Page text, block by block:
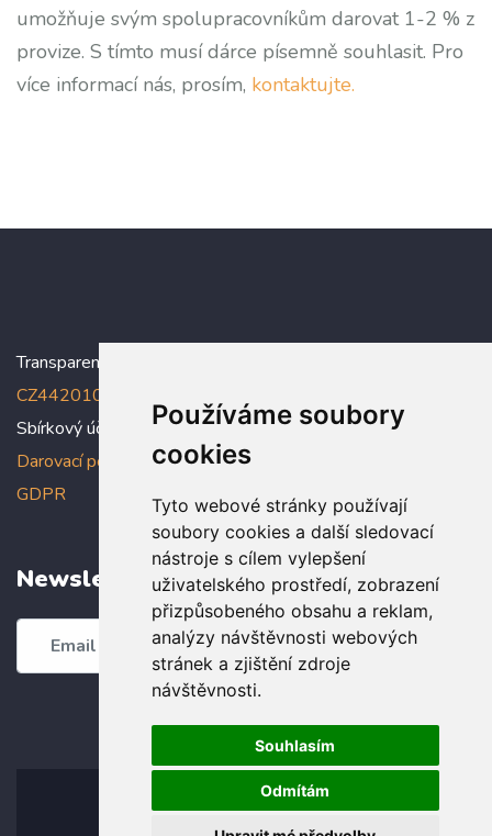
Používáme soubory
cookies
Tyto webové stránky používají
soubory cookies a další sledovací
nástroje s cílem vylepšení
uživatelského prostředí, zobrazení
přizpůsobeného obsahu a reklam,
analýzy návštěvnosti webových
stránek a zjištění zdroje
návštěvnosti.
Souhlasím
Odmítám
umožňuje svým spolupracovníkům darovat 1-2 % z
provize. S tímto musí dárce písemně souhlasit. Pro
více informací nás, prosím, kontaktujte.
Transparentní účet:
CZ4420100000005005005006
Sbírkový účet: 5005005022/2010
Darovací podmínky,Prohlášení o ochraně osobních údajů dle
GDPR
Newsletter
Odebírat